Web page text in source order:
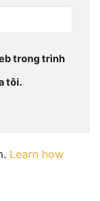
trong trình
tôi.
Learn how